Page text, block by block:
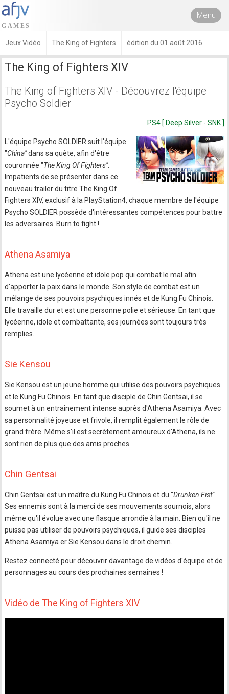
Menu
Jeux Vidéo The King of Fighters édition du 01 août 2016
The King of Fighters XIV
The King of Fighters XIV - Découvrez l'équipe
Psycho Soldier
PS4 [ Deep Silver - SNK ]
L'équipe Psycho SOLDIER suit l'équipe
"China"dans sa quête, afin d'être
couronnée "The King Of Fighters".
Impatients de se présenter dans ce
nouveau trailer du titre The King Of
Fighters XIV, exclusif à la PlayStation4, chaque membre de l'équipe
Psycho SOLDIER possède d'intéressantes compétences pour battre
les adversaires. Burn to fight !
Athena Asamiya
Athena est une lycéenne et idole pop qui combat le mal afin
d'apporter la paix dans le monde. Son style de combat est un
mélange de ses pouvoirs psychiques innés et de Kung Fu Chinois.
Elle travaille dur et est une personne polie et sérieuse. En tant que
lycéenne, idole et combattante, ses journées sont toujours très
remplies.
Sie Kensou
Sie Kensou est un jeune homme qui utilise des pouvoirs psychiques
et le Kung Fu Chinois. En tant que disciple de Chin Gentsai, il se
soumet à un entrainement intense auprès d'Athena Asamiya. Avec
sa personnalité joyeuse et frivole, il remplit également le rôle de
grand frère. Même s'il est secrètement amoureux d'Athena, ils ne
sont rien de plus que des amis proches.
Chin Gentsai
Chin Gentsai est un maître du Kung Fu Chinois et du "Drunken Fist".
Ses ennemis sont à la merci de ses mouvements sournois, alors
même qu'il évolue avec une flasque arrondie à la main. Bien qu'il ne
puisse pas utiliser de pouvoirs psychiques, il guide ses disciples
Athena Asamiya er Sie Kensou dans le droit chemin.
Restez connecté pour découvrir davantage de vidéos d'équipe et de
personnages au cours des prochaines semaines !
Vidéo de The King of Fighters XIV